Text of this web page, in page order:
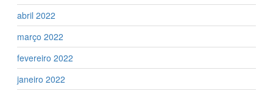
abril 2022
março 2022
fevereiro 2022
janeiro 2022